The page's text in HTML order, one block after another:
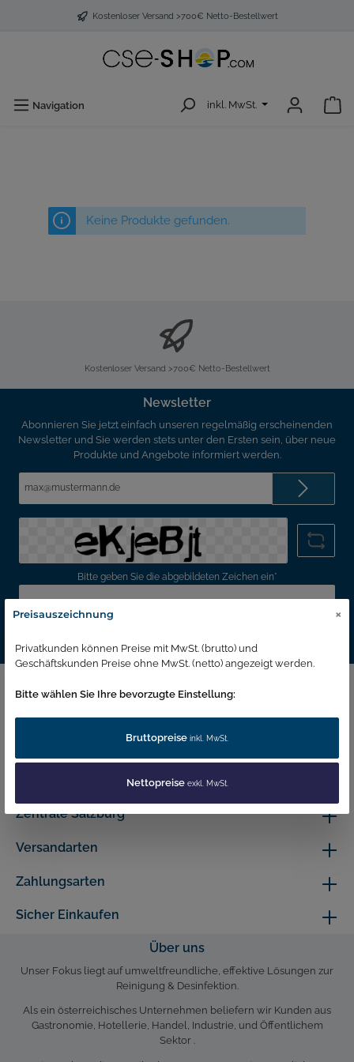
Kostenloser Versand >700€ Netto-Bestellwert
Navigation inkl. MwSt.
Keine Produkte gefunden.
Kostenloser Versand >700€ Netto-Bestellwert
Newsletter
Abonnieren Sie jetzt einfach unseren regelmäßig erscheinenden
Newsletter und Sie werden stets unter den Ersten sein, über neue
Produkte und Angebote informiert werden.
Bitte geben Sie die abgebildeten Zeichen ein*
AGBgelesen und bin mit ihnen einverstanden.
Versandarten
Zahlungsarten
Zentrale Salzburg
Sicher Einkaufen
Über uns
Unser Fokus liegt auf umweltfreundliche, effektive Lösungen zur
Reinigung & Desinfektion.
Als ein österreichisches Unternehmen beliefern wir Kunden aus
Gastronomie, Hotellerie, Handel, Industrie, und Öffentlichem
Sektor .
Preisauszeichnung ×
Privatkunden können Preise mit MwSt. (brutto) und
Geschäftskunden Preise ohne MwSt. (netto) angezeigt werden.
Bitte wählen Sie Ihre bevorzugte Einstellung:
Bruttopreise inkl. MwSt.
Nettopreise exkl. MwSt.